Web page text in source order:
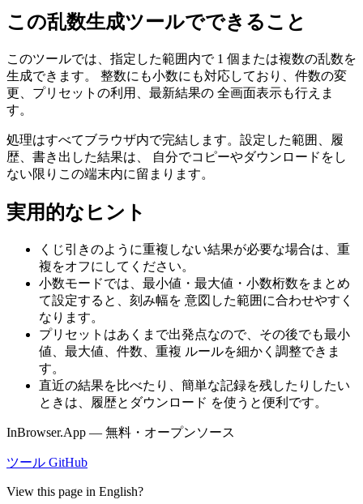
この乱数生成ツールでできること
このツールでは、指定した範囲内で 1 個または複数の乱数を
生成できます。 整数にも小数にも対応しており、件数の変
更、プリセットの利用、最新結果の 全画面表示も行えま
す。
処理はすべてブラウザ内で完結します。設定した範囲、履
歴、書き出した結果は、 自分でコピーやダウンロードをし
ない限りこの端末内に留まります。
実用的なヒント
くじ引きのように重複しない結果が必要な場合は、重
複をオフにしてください。
小数モードでは、最小値・最大値・小数桁数をまとめ
て設定すると、刻み幅を 意図した範囲に合わせやすく
なります。
プリセットはあくまで出発点なので、その後でも最小
値、最大値、件数、重複 ルールを細かく調整できま
す。
直近の結果を比べたり、簡単な記録を残したりしたい
ときは、履歴とダウンロード を使うと便利です。
InBrowser.App — 無料・オープンソース
ツール GitHub
View this page in English?